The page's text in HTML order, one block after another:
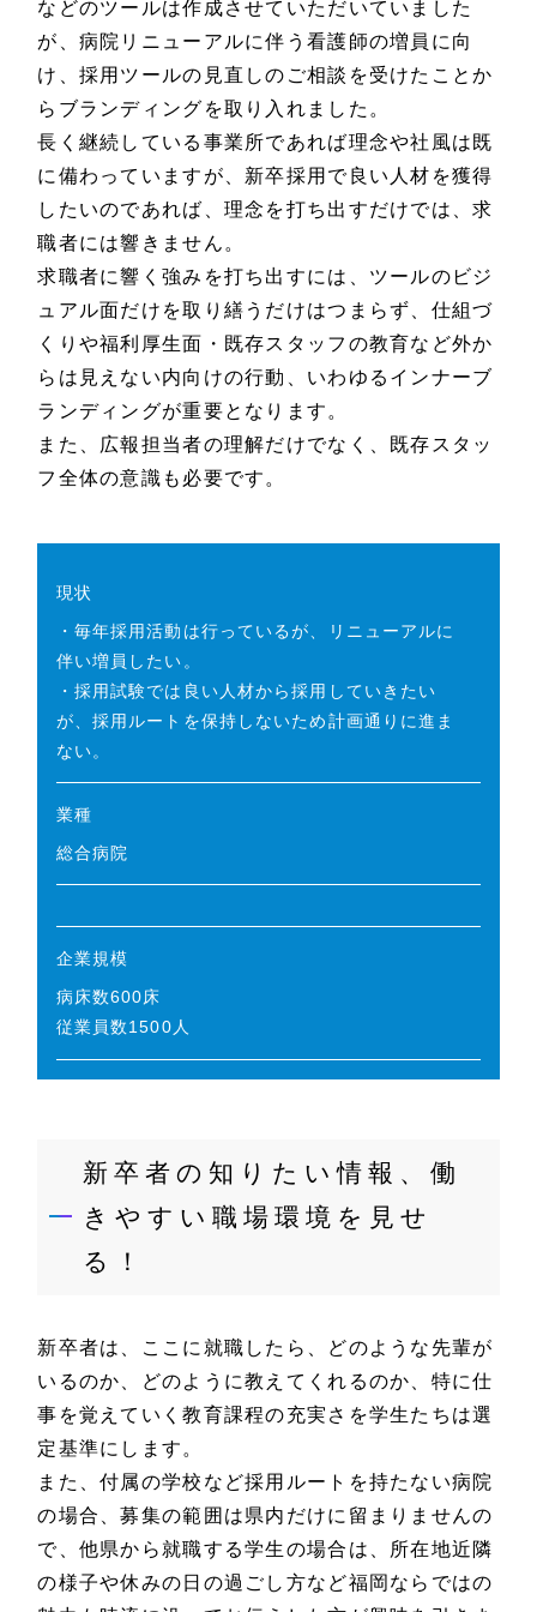
などのツールは作成させていただいていました
が、病院リニューアルに伴う看護師の増員に向
け、採用ツールの見直しのご相談を受けたことか
らブランディングを取り入れました。
長く継続している事業所であれば理念や社風は既
に備わっていますが、新卒採用で良い人材を獲得
したいのであれば、理念を打ち出すだけでは、求
職者には響きません。
求職者に響く強みを打ち出すには、ツールのビジ
ュアル面だけを取り繕うだけはつまらず、仕組づ
くりや福利厚生面・既存スタッフの教育など外か
らは見えない内向けの行動、いわゆるインナーブ
ランディングが重要となります。
また、広報担当者の理解だけでなく、既存スタッ
フ全体の意識も必要です。
現状
・毎年採用活動は行っているが、リニューアルに
伴い増員したい。
・採用試験では良い人材から採用していきたい
が、採用ルートを保持しないため計画通りに進ま
ない。
業種
総合病院
企業規模
病床数600床
従業員数1500人
新卒者の知りたい情報、働
きやすい職場環境を見せ
る！
新卒者は、ここに就職したら、どのような先輩が
いるのか、どのように教えてくれるのか、特に仕
事を覚えていく教育課程の充実さを学生たちは選
定基準にします。
また、付属の学校など採用ルートを持たない病院
の場合、募集の範囲は県内だけに留まりませんの
で、他県から就職する学生の場合は、所在地近隣
の様子や休みの日の過ごし方など福岡ならではの